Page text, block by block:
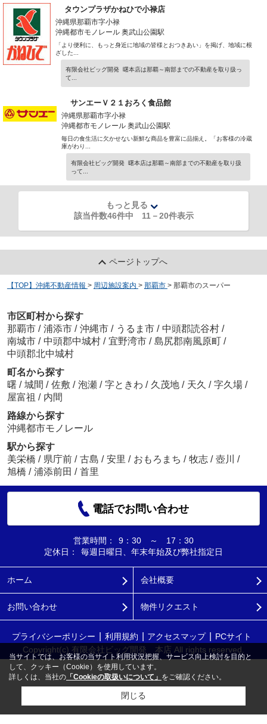
タウンプラザかねひで小禄店
沖縄県那覇市字小禄
沖縄都市モノレール 奥武山公園駅
「より便利に、もっと身近に地域の皆様とおつきあい」を掲げ、地域に根
ざした...
有限会社ビッグ開発 曙本店は那覇～南部までの不動産を取り扱っ
て...
サンエーＶ２１おろく食品館
沖縄県那覇市字小禄
沖縄都市モノレール 奥武山公園駅
毎日の食生活に欠かせない新鮮な商品を豊富に品揃え。「お客様の冷蔵
庫がわり...
有限会社ビッグ開発 曙本店は那覇～南部までの不動産を取り扱
って...
もっと見る
該当件数46件中 11 －20件表示
ページトップへ
【TOP】沖縄不動産情報 > 周辺施設案内 > 那覇市 > 那覇市のスーパー
市区町村から探す
那覇市 / 浦添市 / 沖縄市 / うるま市 / 中頭郡読谷村 /
南城市 / 中頭郡中城村 / 宜野湾市 / 島尻郡南風原町 /
中頭郡北中城村
町名から探す
曙 / 城間 / 佐敷 / 泡瀬 / 字ときわ / 久茂地 / 天久 / 字久場 /
屋富祖 / 内間
路線から探す
沖縄都市モノレール
駅から探す
美栄橋 / 県庁前 / 古島 / 安里 / おもろまち / 牧志 / 壺川
/
旭橋 / 浦添前田 / 首里
電話でお問い合わせ
営業時間：
9：30 ～ 17：30
定休日：
毎週日曜日、年末年始及び弊社指定日
ホーム 会社概要
お問い合わせ 物件リクエスト
プライバシーポリシー 利用規約 アクセスマップ
PCサイト
Copyright(c) 有限会社ビッグ開発 本店 All rights reserved.
当サイトでは、お客様の当サイト利用状況把握、サービス向上検討を目的と
して、クッキー（Cookie）を使用しています。
詳しくは、当社の 「Cookieの取扱いについて」 をご確認ください。
閉じる